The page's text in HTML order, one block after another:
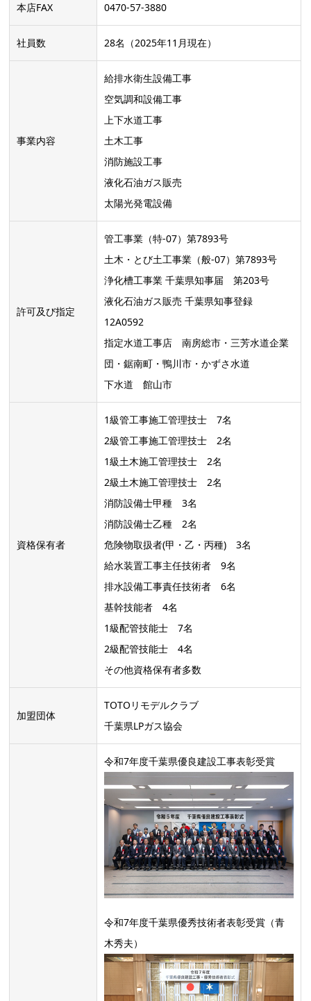
本店FAX 0470-57-3880
社員数 28名（2025年11月現在）
事業内容
給排水衛生設備工事
空気調和設備工事
上下水道工事
土木工事
消防施設工事
液化石油ガス販売
太陽光発電設備
許可及び指定
管工事業（特-07）第7893号
土木・とび土工事業（般-07）第7893号
浄化槽工事業 千葉県知事届 第203号
液化石油ガス販売 千葉県知事登録
12A0592
指定水道工事店 南房総市・三芳水道企業
団・鋸南町・鴨川市・かずさ水道
下水道 館山市
資格保有者
1級管工事施工管理技士 7名
2級管工事施工管理技士 2名
1級土木施工管理技士 2名
2級土木施工管理技士 2名
消防設備士甲種 3名
消防設備士乙種 2名
危険物取扱者(甲・乙・丙種) 3名
給水装置工事主任技術者 9名
排水設備工事責任技術者 6名
基幹技能者 4名
1級配管技能士 7名
2級配管技能士 4名
その他資格保有者多数
加盟団体
TOTOリモデルクラブ
千葉県LPガス協会
令和7年度千葉県優良建設工事表彰受賞
令和7年度千葉県優秀技術者表彰受賞（青
木秀夫）